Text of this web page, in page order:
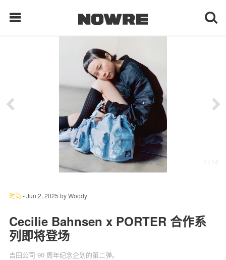
每日鲜榨
现客视点
每日栏目
时 尚
球 鞋
科 技
1 / 14
时尚 -Jun 2, 2025 byWoody
Cecilie Bahnsen x PORTER 合作系
列即将登场
吉田公司 90 周年纪念企划的第二弹。